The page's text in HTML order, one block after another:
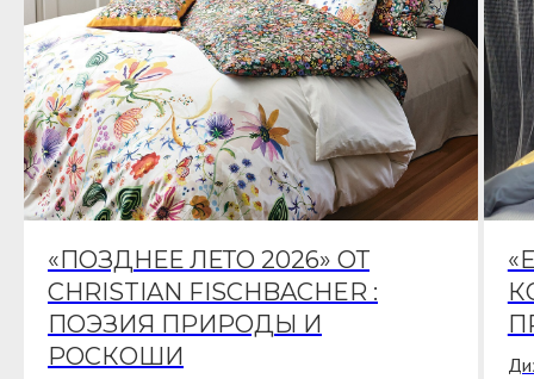
«ПОЗДНЕЕ ЛЕТО 2026» ОТ
CHRISTIAN FISCHBACHER :
ПОЭЗИЯ ПРИРОДЫ И
РОСКОШИ